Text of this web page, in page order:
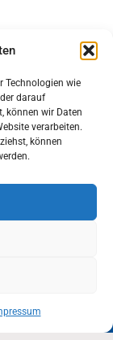
Technologien wie
darauf
können wir Daten
verarbeiten.
können